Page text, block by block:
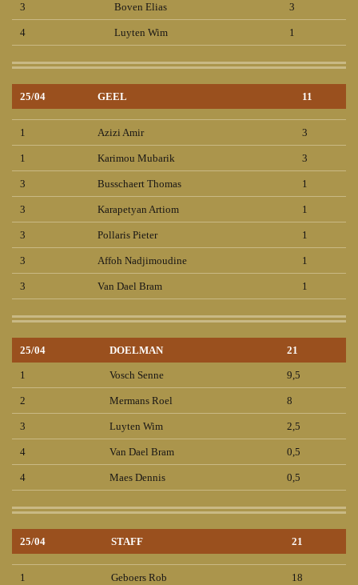
3 Boven Elias 3
4 Luyten Wim 1
25/04 GEEL 11
1 Azizi Amir 3
1 Karimou Mubarik 3
3 Busschaert Thomas 1
3 Karapetyan Artiom 1
3 Pollaris Pieter 1
3 Affoh Nadjimoudine 1
3 Van Dael Bram 1
25/04 DOELMAN 21
1 Vosch Senne 9,5
2 Mermans Roel 8
3 Luyten Wim 2,5
4 Van Dael Bram 0,5
4 Maes Dennis 0,5
25/04 STAFF 21
1 Geboers Rob 18